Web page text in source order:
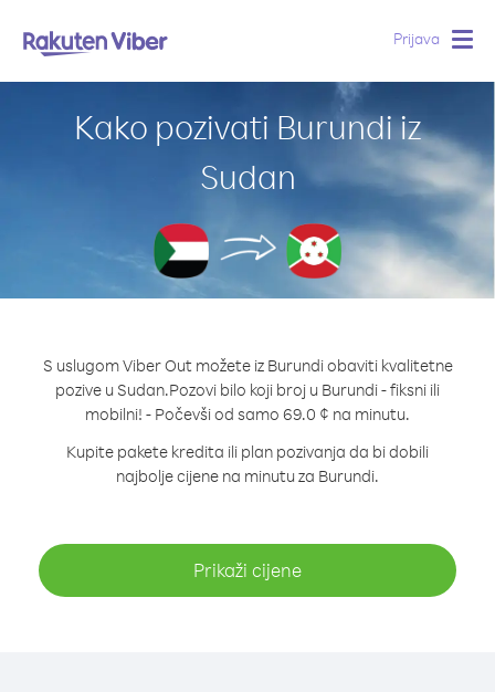
Prijava
Kako pozivati Burundi iz
Sudan
S uslugom Viber Out možete iz Burundi obaviti kvalitetne
pozive u Sudan.Pozovi bilo koji broj u Burundi - fiksni ili
mobilni! - Počevši od samo 69.0 ¢ na minutu.
Kupite pakete kredita ili plan pozivanja da bi dobili
najbolje cijene na minutu za Burundi.
Prikaži cijene